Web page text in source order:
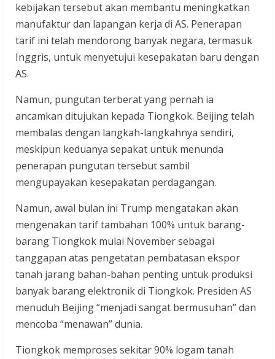
kebijakan tersebut akan membantu meningkatkan
manufaktur dan lapangan kerja di AS. Penerapan
tarif ini telah mendorong banyak negara, termasuk
Inggris, untuk menyetujui kesepakatan baru dengan
AS.
Namun, pungutan terberat yang pernah ia
ancamkan ditujukan kepada Tiongkok. Beijing telah
membalas dengan langkah-langkahnya sendiri,
meskipun keduanya sepakat untuk menunda
penerapan pungutan tersebut sambil
mengupayakan kesepakatan perdagangan.
Namun, awal bulan ini Trump mengatakan akan
mengenakan tarif tambahan 100% untuk barang-
barang Tiongkok mulai November sebagai
tanggapan atas pengetatan pembatasan ekspor
tanah jarang bahan-bahan penting untuk produksi
banyak barang elektronik di Tiongkok. Presiden AS
menuduh Beijing “menjadi sangat bermusuhan” dan
mencoba “menawan” dunia.
Tiongkok memproses sekitar 90% logam tanah